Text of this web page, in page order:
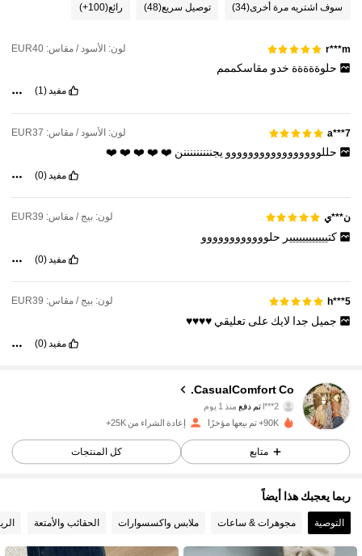
سوف اشتريه مرة أخرى(34) توصيل سريع(48) رائع(100+)
r***m لون: الأسود / مقاس: EUR40
حلوةةةةة خدو مقاسكممم
مفيد(1)
a***7 لون: الأسود / مقاس: EUR37
حللووووووووووووووووو يجنننننننننن ❤️
❤️
❤️
❤️
❤️
مفيد (0)
ن***ي لون: بيج / مقاس: EUR39
كتيييييييييييير حلوووووووووووو
مفيد (0)
h***5 لون: بيج / مقاس: EUR39
جميل جدا لايك على تعليقي ♥️♥️♥️♥️
مفيد (0)
CasualComfort Co.
4.89
17K متابعون
l***2 تم دفع منذ 1 يوم
4.89 17K متابعون
4.89
90K+ تم بيعها مؤخرًا إعادة الشراء من 25K+
متابع كل المنتجات
ربما يعجبك هذا أيضاً
التوصية مجوهرات & ساعات ملابس واكسسوارات الحقائب والأمتعة